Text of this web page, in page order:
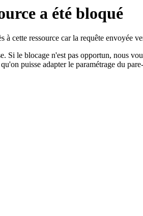
a été bloqué
cette ressource car la requête envoyée
Si le blocage n'est pas opportun, nous
puisse adapter le paramétrage du